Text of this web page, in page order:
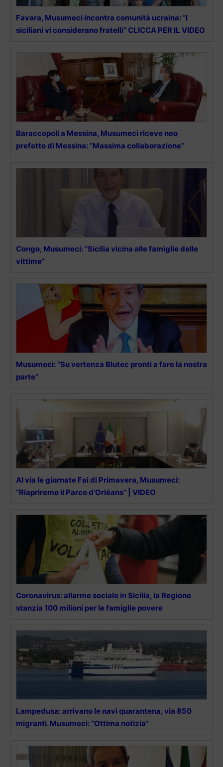
Favara, Musumeci incontra comunità ucraina: “I
siciliani vi considerano fratelli” CLICCA PER IL VIDEO
Baraccopoli a Messina, Musumeci riceve neo
prefetto di Messina: “Massima collaborazione”
Congo, Musumeci: “Sicilia vicina alle famiglie delle
vittime”
Musumeci: “Su vertenza Blutec pronti a fare la nostra
parte”
Al via le giornate Fai di Primavera, Musumeci:
“Riapriremo il Parco d’Orléans” | VIDEO
Coronavirus: allarme sociale in Sicilia, la Regione
stanzia 100 milioni per le famiglie povere
Lampedusa: arrivano le navi quarantena, via 850
migranti. Musumeci: “Ottima notizia”